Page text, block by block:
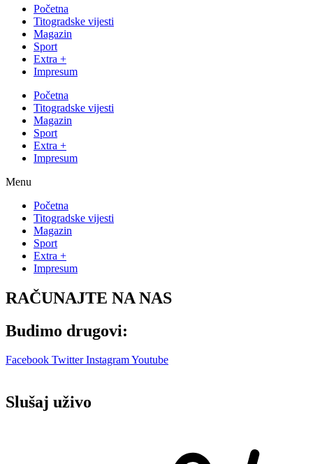
Početna
Titogradske vijesti
Magazin
Sport
Extra +
Impresum
Početna
Titogradske vijesti
Magazin
Sport
Extra +
Impresum
Menu
Početna
Titogradske vijesti
Magazin
Sport
Extra +
Impresum
RAČUNAJTE NA NAS
Budimo drugovi:
Facebook Twitter InstagramYoutube
Slušaj uživo